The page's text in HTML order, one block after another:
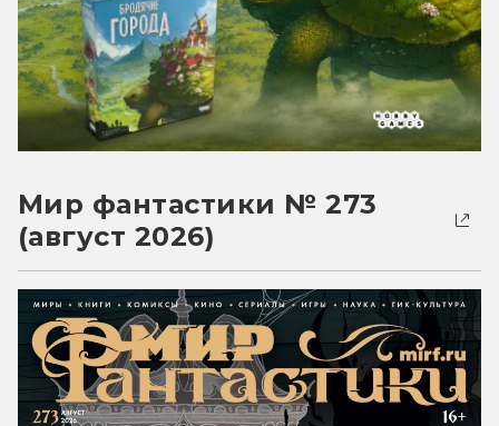
Мир фантастики № 273
(август 2026)